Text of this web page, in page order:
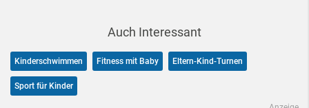
Auch Interessant
Kinderschwimmen Fitness mit Baby Eltern-Kind-Turnen
Sport für Kinder